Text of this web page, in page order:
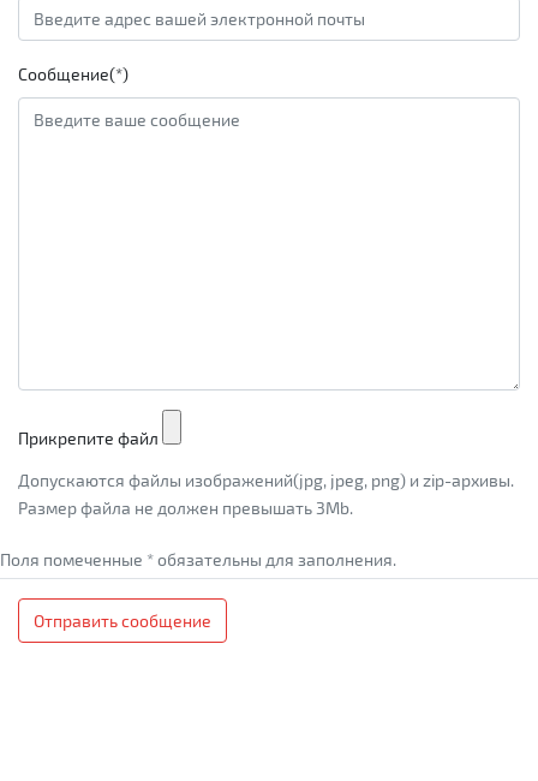
Сообщение(*)
Прикрепите файл
Допускаются файлы изображений(jpg, jpeg, png) и zip-архивы.
Размер файла не должен превышать 3Mb.
Поля помеченные * обязательны для заполнения.
Отправить сообщение